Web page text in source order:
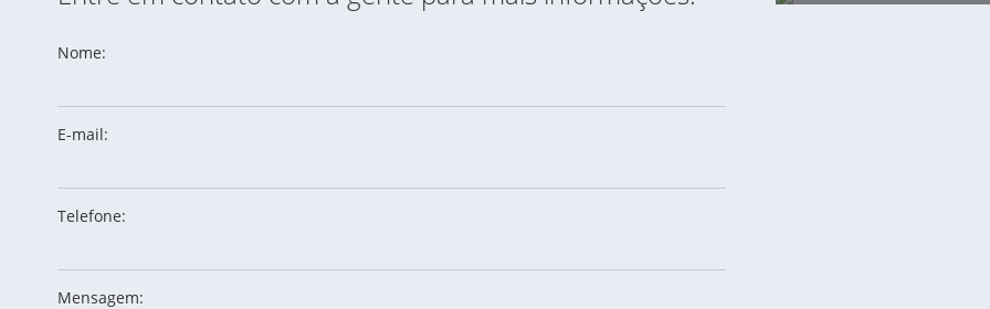
Nome:
E-mail:
Telefone:
Mensagem: